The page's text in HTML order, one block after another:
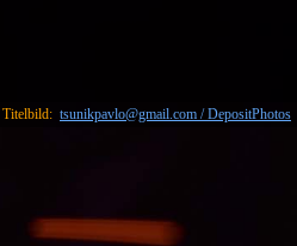
Titelbild: tsunikpavlo@gmail.com / DepositPhotos